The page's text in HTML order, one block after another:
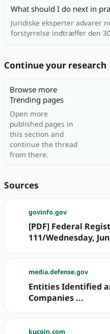
What should I do next in
Juridiske eksperter advarer
forstyrrelse indtræffer den
Continue your research
Browse more
Trending pages
Open more
published pages in
this section and
continue the thread
from there.
Sources
govinfo.gov
[PDF] Federal
111/Wednesday,
media.defense.gov
Entities Identified
Companies ...
kucoin.com